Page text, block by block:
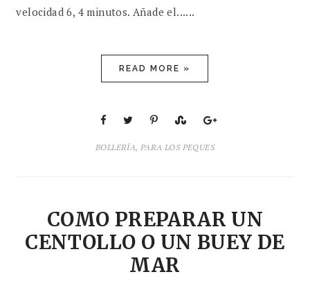
velocidad 6, 4 minutos. Añade el......
READ MORE »
BOLLERÍA, PARA LOS PEQUES
COMO PREPARAR UN
CENTOLLO O UN BUEY DE
MAR